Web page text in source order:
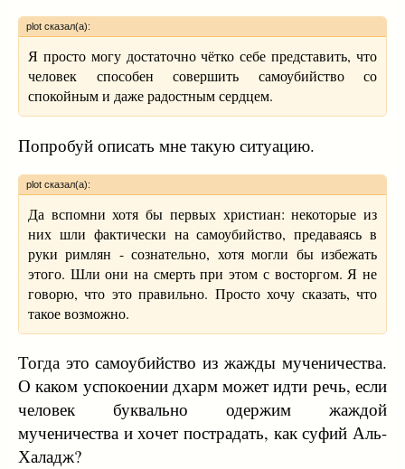
plot сказал(а):
Я просто могу достаточно чётко себе представить, что
человек способен совершить самоубийство со
спокойным и даже радостным сердцем.
Попробуй описать мне такую ситуацию.
plot сказал(а):
Да вспомни хотя бы первых христиан: некоторые из
них шли фактически на самоубийство, предаваясь в
руки римлян - сознательно, хотя могли бы избежать
этого. Шли они на смерть при этом с восторгом. Я не
говорю, что это правильно. Просто хочу сказать, что
такое возможно.
Тогда это самоубийство из жажды мученичества.
О каком успокоении дхарм может идти речь, если
человек буквально одержим жаждой
мученичества и хочет пострадать, как суфий Аль-
Халадж?